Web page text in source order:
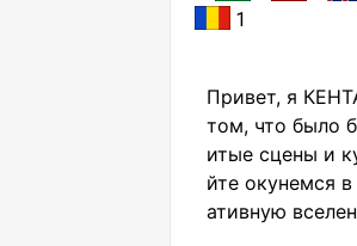
1
Привет, я
том, что было
итые сцены и
йте окунемся
ативную